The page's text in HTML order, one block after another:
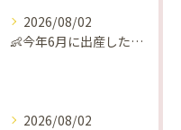
2026/08/02
👶今年6月に出産したママへ♡
2026/08/02